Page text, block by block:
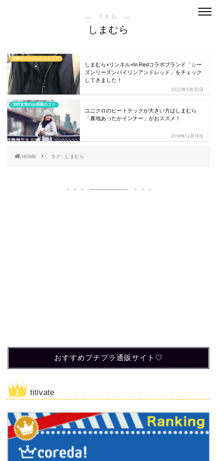
― TAG ―
しまむら
2020ファッショントレンド
しまむら×リンネル×In Redコラボブランド「シー
ズンリーズンバイリンアンドレッド」をチェック
してきました！
2020年9月30日
30代女性のお洒落のコツ
ユニクロのヒートテックが大きい方はしまむら
「裏地あったかインナー」がおススメ！
2018年12月18日
HOME タグ : しまむら
おすすめプチプラ通販サイト♡
titivate